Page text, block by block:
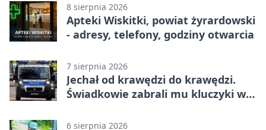
8 sierpnia 2026
Apteki Wiskitki, powiat żyrardowski
- adresy, telefony, godziny otwarcia
7 sierpnia 2026
Jechał od krawędzi do krawędzi.
Świadkowie zabrali mu kluczyki w
6 sierpnia 2026